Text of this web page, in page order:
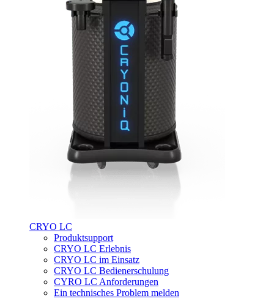
CRYO LC
Produktsupport
CRYO LC Erlebnis
CRYO LC im Einsatz
CRYO LC Bedienerschulung
CYRO LC Anforderungen
Ein technisches Problem melden